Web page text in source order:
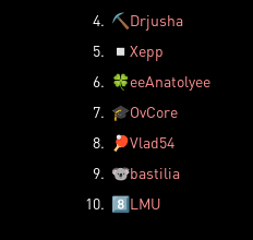
4. ⛏️ Drjusha
5.
◽ Xepp
6. 🍀eeAnatolyee
7. 🎓OvCore
8.
🏓Vlad54
9. 🐨bastilia
10. 8️⃣LMU